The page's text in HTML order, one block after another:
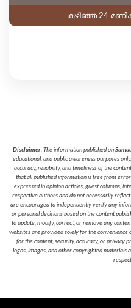
കഴിഞ്ഞ 24
Disclaimer: The information published on
educational, and public awareness purposes
accuracy, reliability, and timeliness of the
that all published information is free from
expressed in opinion articles, guest columns,
respective authors and do not necessarily
are encouraged to independently verify any
or personal decisions based on the content
to update, modify, correct, or remove any
websites are provided solely for the convenience
for the content, security, accuracy, or privacy
logos, images, and other copyrighted